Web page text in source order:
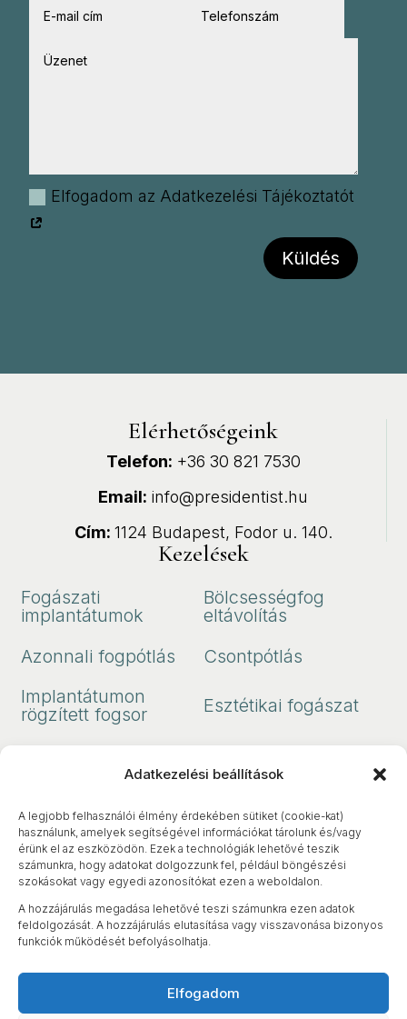
Adatkezelési beállítások
A legjobb felhasználói élmény érdekében sütiket (cookie-kat)
használunk, amelyek segítségével információkat tárolunk és/vagy
érünk el az eszközödön. Ezek a technológiák lehetővé teszik
számunkra, hogy adatokat dolgozzunk fel, például böngészési
szokásokat vagy egyedi azonosítókat ezen a weboldalon.
A hozzájárulás megadása lehetővé teszi számunkra ezen adatok
feldolgozását. A hozzájárulás elutasítása vagy visszavonása bizonyos
funkciók működését befolyásolhatja.
Elfogadom
Elfogadom az Adatkezelési Tájékoztatót
Küldés
Elérhetőségeink
Telefon: +36 30 821 7530
Email: info@presidentist.hu
Cím: 1124 Budapest, Fodor u. 140.
Kezelések
Fogászati
implantátumok
Bölcsességfog
eltávolítás
Azonnali fogpótlás
Csontpótlás
Implantátumon
rögzített fogsor
Esztétikai fogászat
rögzitett körhíd
Koronák, Hidak